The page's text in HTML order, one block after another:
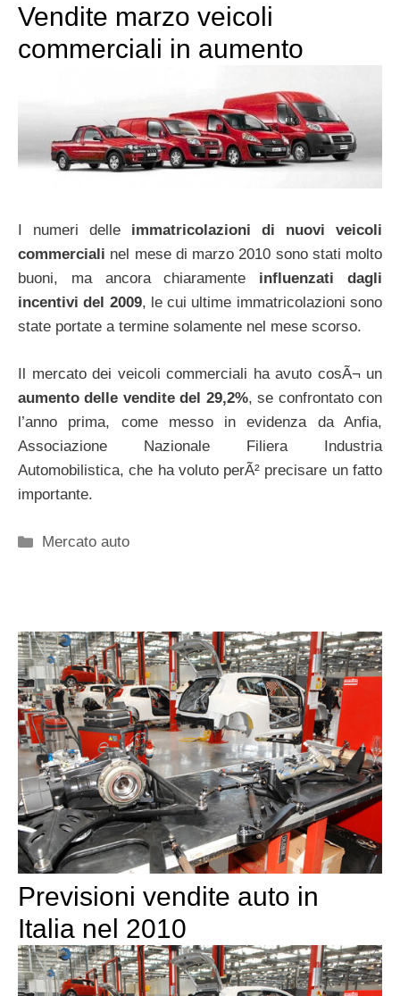
Vendite marzo veicoli
commerciali in aumento
I numeri delle immatricolazioni di nuovi veicoli
commerciali nel mese di marzo 2010 sono stati molto
buoni, ma ancora chiaramente influenzati dagli
incentivi del 2009, le cui ultime immatricolazioni sono
state portate a termine solamente nel mese scorso.
Il mercato dei veicoli commerciali ha avuto cosÃ¬ un
aumento delle vendite del 29,2%, se confrontato con
l’anno prima, come messo in evidenza da Anfia,
Associazione Nazionale Filiera Industria
Automobilistica, che ha voluto perÃ² precisare un fatto
importante.
Categorie
Mercato auto
Previsioni vendite auto in
Italia nel 2010